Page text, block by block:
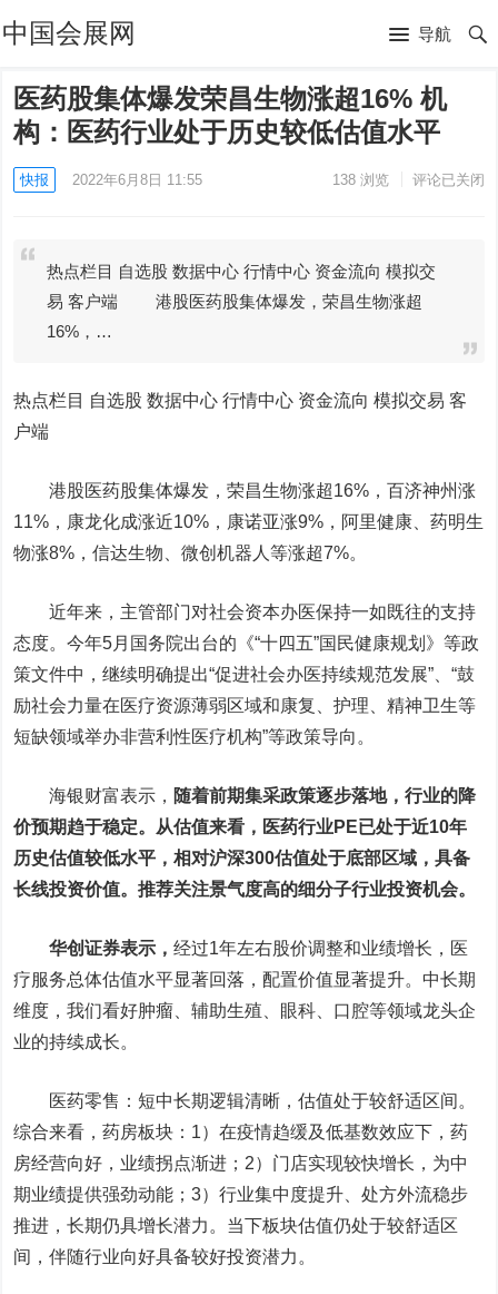
中国会展网 导航
医药股集体爆发荣昌生物涨超16% 机
构：医药行业处于历史较低估值水平
快报 2022年6月8日 11:55 138浏览 评论已关闭
热点栏目 自选股 数据中心 行情中心 资金流向 模拟交
易 客户端 港股医药股集体爆发，荣昌生物涨超
16%，…
热点栏目 自选股 数据中心 行情中心 资金流向 模拟交易 客
户端
港股医药股集体爆发，荣昌生物涨超16%，百济神州涨
11%， 康龙化成涨近10%，康诺亚涨9%， 阿里健康 、药明生
物涨8%，信达生物 、微创机器人等涨超7%。
近年来，主管部门对社会资本办医保持一如既往的支持
态度。今年5月国务院出台的《“十四五”国民健康规划》等政
策文件中，继续明确提出“促进社会办医持续规范发展”、“鼓
励社会力量在医疗资源薄弱区域和康复、护理、精神卫生等
短缺领域举办非营利性医疗机构”等政策导向。
海银财富表示， 随着前期集采政策逐步落地，行业的降
价预期趋于稳定。从估值来看，医药行业PE已处于近10年
历史估值较低水平，相对沪深300估值处于底部区域，具备
长线投资价值。推荐关注景气度高的细分子行业投资机会。
华创证券表示，经过1年左右股价调整和业绩增长，医
疗服务总体估值水平显著回落，配置价值显著提升。中长期
维度，我们看好肿瘤、辅助生殖、眼科、口腔等领域龙头企
业的持续成长。
医药零售：短中长期逻辑清晰，估值处于较舒适区间。
综合来看，药房板块：1）在疫情趋缓及低基数效应下，药
房经营向好，业绩拐点渐进；2）门店实现较快增长，为中
期业绩提供强劲动能；3）行业集中度提升、处方外流稳步
推进，长期仍具增长潜力。当下板块估值仍处于较舒适区
间，伴随行业向好具备较好投资潜力。